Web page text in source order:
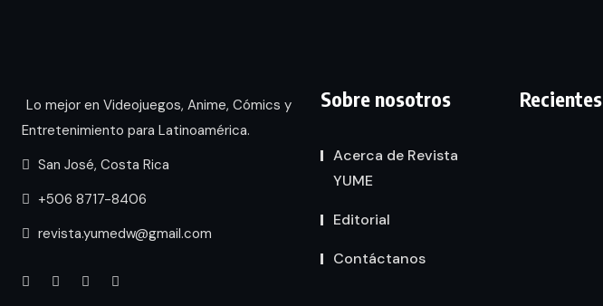
Lo mejor en Videojuegos, Anime, Cómics y
Entretenimiento para Latinoamérica.
San José, Costa Rica
+506 8717-8406
revista.yumedw@gmail.com
Sobre nosotros
Acerca de Revista
YUME
Editorial
Contáctanos
Recientes